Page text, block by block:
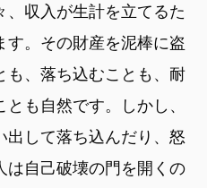
、収入が生計を立てるた
す。その財産を泥棒に盗
も、落ち込むことも、耐
も自然です。しかし、
出して落ち込んだり、怒
は自己破壊の門を開くの